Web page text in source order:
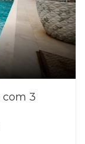
com 3